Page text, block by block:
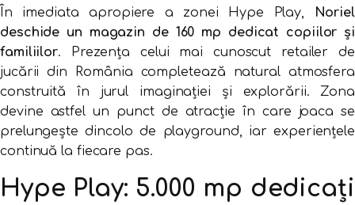
În imediata apropiere a zonei Hype Play,
Noriel
deschide un magazin de 160 mp dedicat copiilor și
familiilor. Prezența celui mai cunoscut retailer de
jucării din România completează natural atmosfera
construită în jurul imaginației și explorării. Zona
devine astfel un punct de atracție în care joaca se
prelungește dincolo de playground, iar experiențele
continuă la fiecare pas.
Hype Play: 5.000 mp dedicați